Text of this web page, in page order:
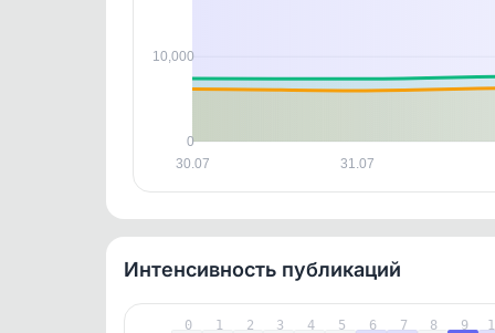
30.07 31.07
10,000
0
Интенсивность публикаций
0 1 2 3 4 5 6 7 8 9